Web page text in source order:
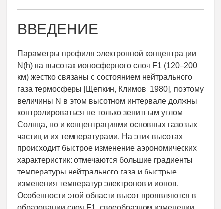
ВВЕДЕНИЕ
Параметры профиля электронной концентрации
N(h) на высотах ионосферного слоя F1 (120–200
км) жестко связаны с состоянием нейтрального
газа термосферы [Щепкин, Климов, 1980], поэтому
величины N в этом высотном интервале должны
контролироваться не только зенитным углом
Солнца, но и концентрациями основных газовых
частиц и их температурами. На этих высотах
происходит быстрое изменение аэрономических
характеристик: отмечаются большие градиенты
температуры нейтрального газа и быстрые
изменения температур электронов и ионов.
Особенности этой области высот проявляются в